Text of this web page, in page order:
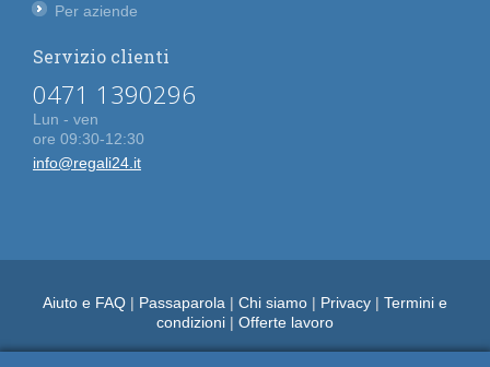
Per aziende
Servizio clienti
0471 1390296
Lun - ven
ore 09:30-12:30
info@regali24.it
Aiuto e FAQ | Passaparola | Chi siamo | Privacy | Termini e
condizioni | Offerte lavoro